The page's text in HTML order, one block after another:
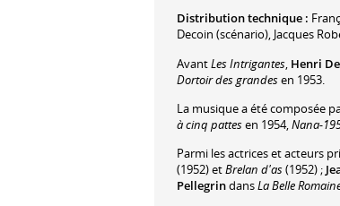
Distribution technique :
Decoin (scénario), Jacques
AvantLes Intrigantes, Henri
Dortoir des grandesen 1953.
La musique a été composée
à cinq pattesen 1954,Nana-
Parmi les actrices et acteurs
(1952) etBrelan d'as(1952) ;
PellegrindansLa Belle